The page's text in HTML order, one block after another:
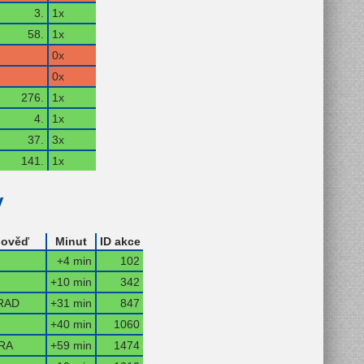
3.
1x
58.
1x
0x
0x
276.
1x
4.
1x
37.
3x
141.
1x
Minut
ID akce
+4 min
102
+10 min
342
+31 min
847
+40 min
1060
+59 min
1474